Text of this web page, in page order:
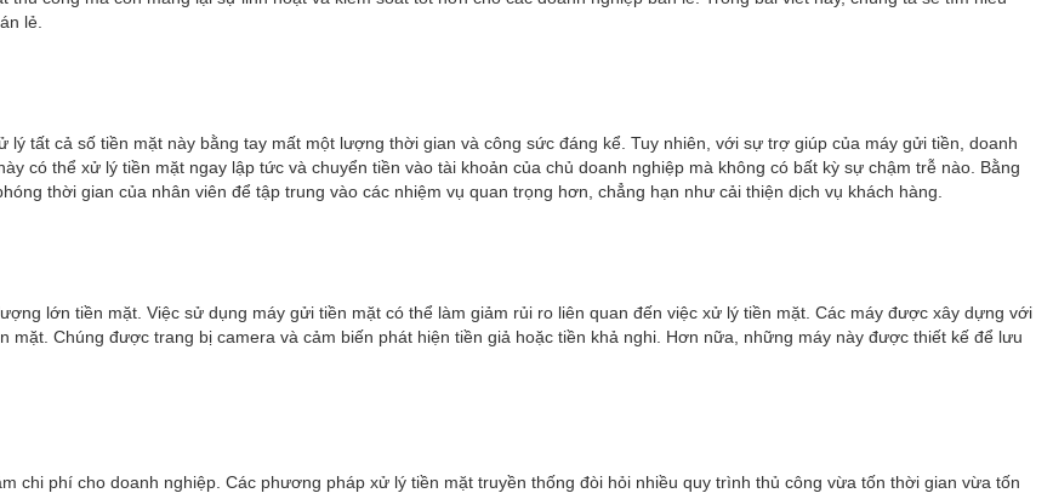
lẻ.
tất cả số tiền mặt này bằng tay mất một lượng thời gian và công sức đáng kể. Tuy nhiên, với sự trợ giúp của máy gửi tiền, doanh
có thể xử lý tiền mặt ngay lập tức và chuyển tiền vào tài khoản của chủ doanh nghiệp mà không có bất kỳ sự chậm trễ nào. Bằng
thời gian của nhân viên để tập trung vào các nhiệm vụ quan trọng hơn, chẳng hạn như cải thiện dịch vụ khách hàng.
lớn tiền mặt. Việc sử dụng máy gửi tiền mặt có thể làm giảm rủi ro liên quan đến việc xử lý tiền mặt. Các máy được xây dựng với
Chúng được trang bị camera và cảm biến phát hiện tiền giả hoặc tiền khả nghi. Hơn nữa, những máy này được thiết kế để lưu
chi phí cho doanh nghiệp. Các phương pháp xử lý tiền mặt truyền thống đòi hỏi nhiều quy trình thủ công vừa tốn thời gian vừa tốn